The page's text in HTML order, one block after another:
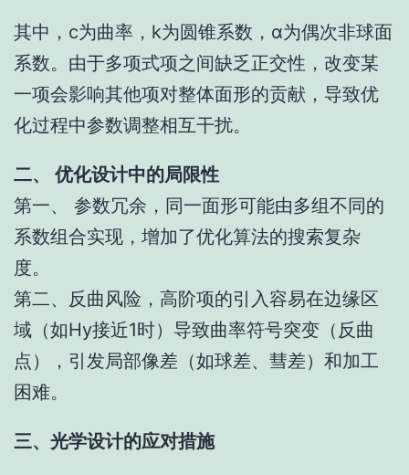
其中，c为曲率，k为圆锥系数，α为偶次非球面
系数。由于多项式项之间缺乏正交性，改变某
一项会影响其他项对整体面形的贡献，导致优
化过程中参数调整相互干扰。
二、 优化设计中的局限性
第一、 参数冗余，同一面形可能由多组不同的
系数组合实现，增加了优化算法的搜索复杂
度。
第二、反曲风险，高阶项的引入容易在边缘区
域（如Hy接近1时）导致曲率符号突变（反曲
点），引发局部像差（如球差、彗差）和加工
困难。
三、光学设计的应对措施